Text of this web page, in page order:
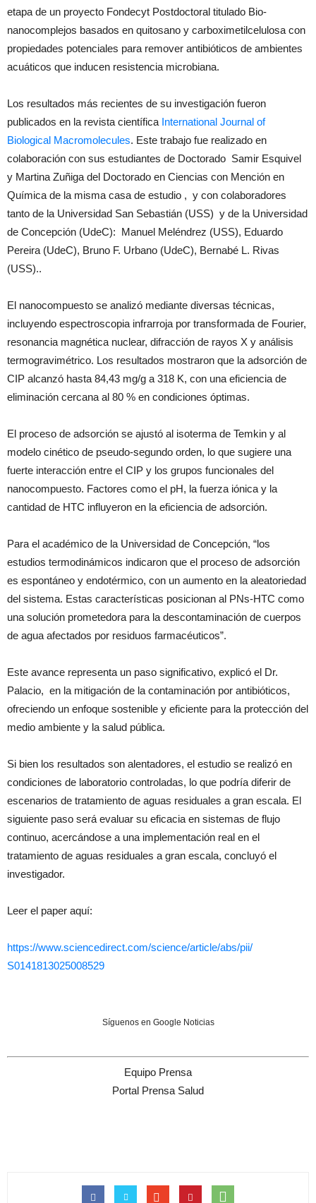
etapa de un proyecto Fondecyt Postdoctoral titulado Bio-
nanocomplejos basados en quitosano y carboximetilcelulosa con
propiedades potenciales para remover antibióticos de ambientes
acuáticos que inducen resistencia microbiana.
Los resultados más recientes de su investigación fueron
publicados en la revista científica International Journal of
Biological Macromolecules. Este trabajo fue realizado en
colaboración con sus estudiantes de Doctorado Samir Esquivel
y Martina Zuñiga del Doctorado en Ciencias con Mención en
Química de la misma casa de estudio , y con colaboradores
tanto de la Universidad San Sebastián (USS) y de la Universidad
de Concepción (UdeC): Manuel Meléndrez (USS), Eduardo
Pereira (UdeC), Bruno F. Urbano (UdeC), Bernabé L. Rivas
(USS)..
El nanocompuesto se analizó mediante diversas técnicas,
incluyendo espectroscopia infrarroja por transformada de Fourier,
resonancia magnética nuclear, difracción de rayos X y análisis
termogravimétrico. Los resultados mostraron que la adsorción de
CIP alcanzó hasta 84,43 mg/g a 318 K, con una eficiencia de
eliminación cercana al 80 % en condiciones óptimas.
El proceso de adsorción se ajustó al isoterma de Temkin y al
modelo cinético de pseudo-segundo orden, lo que sugiere una
fuerte interacción entre el CIP y los grupos funcionales del
nanocompuesto. Factores como el pH, la fuerza iónica y la
cantidad de HTC influyeron en la eficiencia de adsorción.
Para el académico de la Universidad de Concepción, “los
estudios termodinámicos indicaron que el proceso de adsorción
es espontáneo y endotérmico, con un aumento en la aleatoriedad
del sistema. Estas características posicionan al PNs-HTC como
una solución prometedora para la descontaminación de cuerpos
de agua afectados por residuos farmacéuticos”.
Este avance representa un paso significativo, explicó el Dr.
Palacio, en la mitigación de la contaminación por antibióticos,
ofreciendo un enfoque sostenible y eficiente para la protección del
medio ambiente y la salud pública.
Si bien los resultados son alentadores, el estudio se realizó en
condiciones de laboratorio controladas, lo que podría diferir de
escenarios de tratamiento de aguas residuales a gran escala. El
siguiente paso será evaluar su eficacia en sistemas de flujo
continuo, acercándose a una implementación real en el
tratamiento de aguas residuales a gran escala, concluyó el
investigador.
Leer el paper aquí:
https://www.sciencedirect.com/science/article/abs/pii/
S0141813025008529
Síguenos en Google Noticias
Equipo Prensa
Portal Prensa Salud